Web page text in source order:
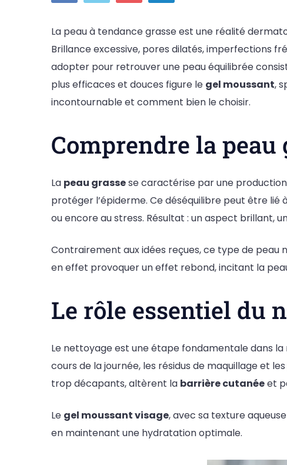
La peau à tendance grasse est une réalité
Brillance excessive, pores dilatés, imperfections
adopter pour retrouver une peau équilibrée
plus efficaces et douces figure le gel moussant,
incontournable et comment bien le choisir.
Comprendre la peau
La peau grassese caractérise par une
protéger l’épiderme. Ce déséquilibre peut être lié
ou encore au stress. Résultat : un aspect brillant,
Contrairement aux idées reçues, ce type de peau
en effet provoquer un effet rebond, incitant la
Le rôle essentiel du
Le nettoyage est une étape fondamentale dans la
cours de la journée, les résidus de maquillage et
trop décapants, altèrent la barrière cutanéeet
Le gel moussant visage, avec sa texture
en maintenant une hydratation optimale.